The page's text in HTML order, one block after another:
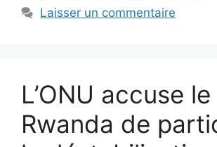
Laisser un commentaire
L’ONU accuse le
Rwanda de